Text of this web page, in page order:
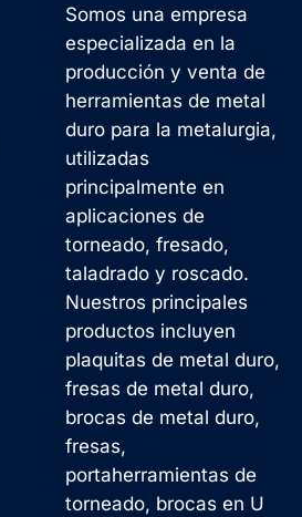
Somos una empresa
especializada en la
producción y venta de
herramientas de metal
duro para la metalurgia,
utilizadas
principalmente en
aplicaciones de
torneado, fresado,
taladrado y roscado.
Nuestros principales
productos incluyen
plaquitas de metal duro,
fresas de metal duro,
brocas de metal duro,
fresas,
portaherramientas de
torneado, brocas en U